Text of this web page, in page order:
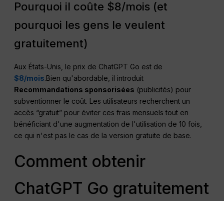
Pourquoi il coûte $8/mois (et
pourquoi les gens le veulent
gratuitement)
Aux États-Unis, le prix de ChatGPT Go est de
$8/mois.Bien qu'abordable, il introduit
Recommandations sponsorisées (publicités) pour
subventionner le coût. Les utilisateurs recherchent un
accès “gratuit” pour éviter ces frais mensuels tout en
bénéficiant d'une augmentation de l'utilisation de 10 fois,
ce qui n'est pas le cas de la version gratuite de base.
Comment obtenir
ChatGPT Go gratuitement